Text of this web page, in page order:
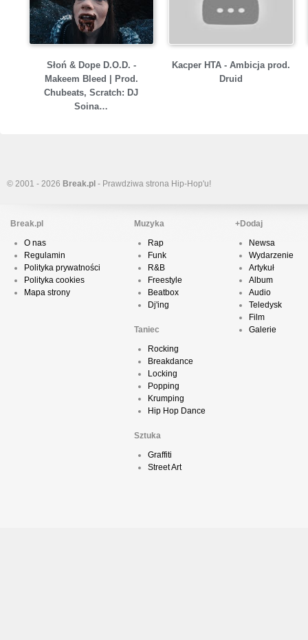
Słoń & Dope D.O.D. -
Makeem Bleed | Prod.
Chubeats, Scratch: DJ
Soina…
Kacper HTA - Ambicja prod.
Druid
© 2001 - 2026 Break.pl - Prawdziwa strona Hip-Hop'u!
Break.pl
O nas
Regulamin
Polityka prywatności
Polityka cookies
Mapa strony
Muzyka
Rap
Funk
R&B
Freestyle
Beatbox
Dj'ing
Taniec
Rocking
Breakdance
Locking
Popping
Krumping
Hip Hop Dance
Sztuka
Graffiti
Street Art
+Dodaj
Newsa
Wydarzenie
Artykuł
Album
Audio
Teledysk
Film
Galerie